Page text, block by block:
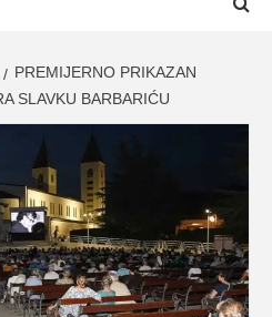
PREMIJERNO PRIKAZAN
SLAVKU BARBARIĆU